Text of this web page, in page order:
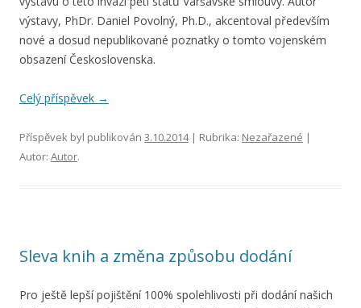
výstavy, PhDr. Daniel Povolný, Ph.D., akcentoval především
nové a dosud nepublikované poznatky o tomto vojenském
obsazení Československa.
Celý příspěvek →
Příspěvek byl publikován 3.10.2014| Rubrika: Nezařazené |
Autor: Autor.
Sleva knih a změna způsobu dodání
Pro ještě lepší pojištění 100% spolehlivosti při dodání našich